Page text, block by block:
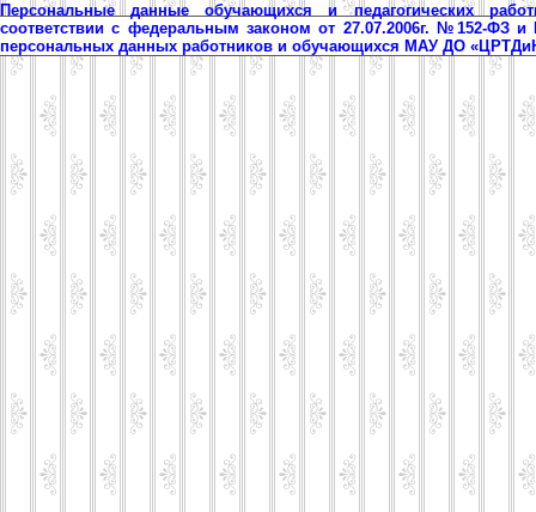
Персональные данные обучающихся и педагогических
соответствии с федеральным законом от 27.07.2006г. №152-ФЗ
персональных данных работников и обучающихся МАУ ДО